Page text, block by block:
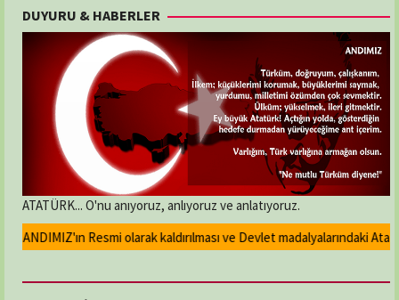
DUYURU & HABERLER
ATATÜRK... O'nu anıyoruz, anlıyoruz ve anlatıyoruz.
ANDIMIZ'ın Resmi olarak kaldırılması ve Devlet madalyalarındaki